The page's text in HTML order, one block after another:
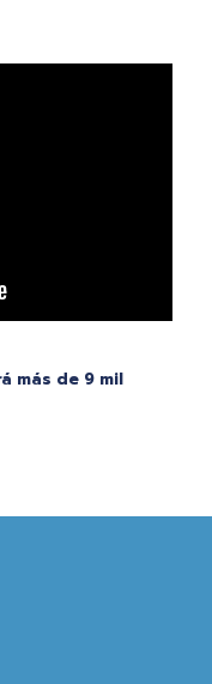
más de 9 mil